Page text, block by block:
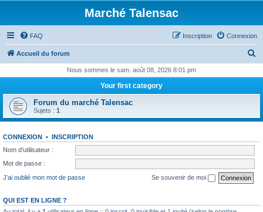
Marché Talensac
FAQ Connexion
Inscription
Accueil du forum
h
r
Nous sommes le sam. août 08, 2026 8:01 pm
Your first category
Forum du marché Talensac
Sujets : 1
CONNEXION • INSCRIPTION
Nom d’utilisateur :
Mot de passe :
J’ai oublié mon mot de passe
Se souvenir de moi
QUI EST EN LIGNE ?